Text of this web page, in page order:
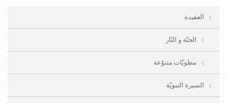
العقيدة
الجنّة و النّار
مطويّات متنوّعة
السيرة النبويّة